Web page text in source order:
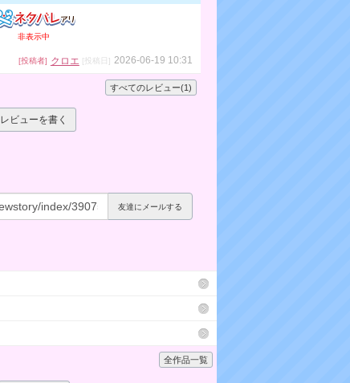
非表示中
[投稿者] クロエ [投稿日] 2026-06-19 10:31
すべてのレビュー(1)
レビューを書く
友達にメールする
全作品一覧